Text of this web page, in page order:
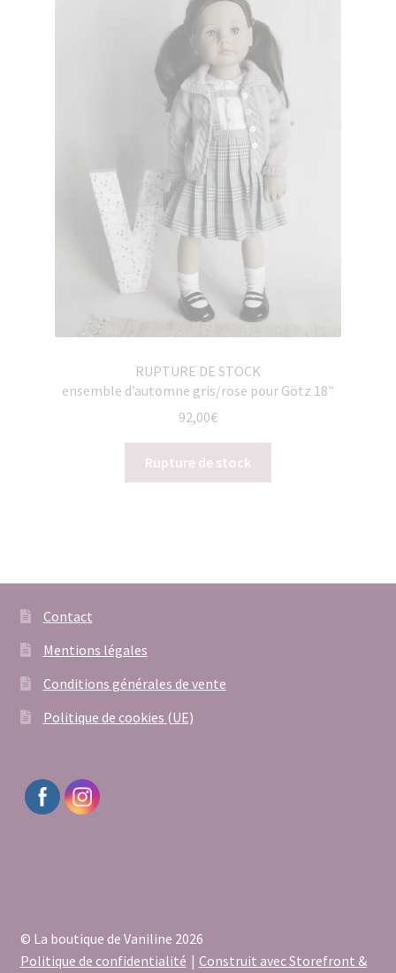
RUPTURE DE STOCK
ensemble d’automne gris/rose pour Götz 18″
92,00€
Rupture de stock
Contact
Mentions légales
Conditions générales de vente
Politique de cookies (UE)
© La boutique de Vaniline 2026
Politique de confidentialité
Construit avec Storefront &